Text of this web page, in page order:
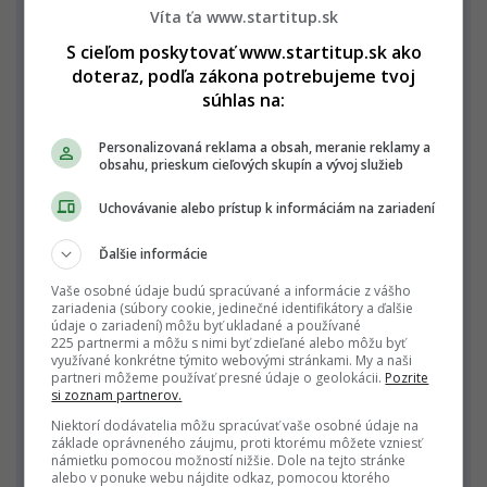
dovolenky za kalendárny rok,
profesijné vzdelávanie prostredníctvom
akadémie finančnej správy,
príspevok na ošatenie,
príspevok na doplnkové dôchodkové sporenie
2 %,
príspevok na stravu aj nad rámec zákonných
povinností,
odmeny pri životných jubileách,
odmeny za darovanie krvi,
nenávratná sociálna výpomoc pri niektorých
životných situáciách,
príspevok na kultúrne, športové alebo
spoločenské podujatia (tenisový turnaj,
futbalový turnaj, Medzinárodný maratón
mieru, letný tábor pre deti príslušníkov
Víta ťa www.startitup.sk
S cieľom poskytovať www.startitup.sk ako
doteraz, podľa zákona potrebujeme tvoj
súhlas na:
Personalizovaná reklama a obsah, meranie reklamy a
obsahu, prieskum cieľových skupín a vývoj služieb
Uchovávanie alebo prístup k informáciám na zariadení
Ďalšie informácie
Vaše osobné údaje budú spracúvané a informácie z vášho
zariadenia (súbory cookie, jedinečné identifikátory a ďalšie
údaje o zariadení) môžu byť ukladané a používané
225 partnermi a môžu s nimi byť zdieľané alebo môžu byť
využívané konkrétne týmito webovými stránkami. My a naši
partneri môžeme používať presné údaje o geolokácii. Pozrite
si zoznam partnerov.
Niektorí dodávatelia môžu spracúvať vaše osobné údaje na
základe oprávneného záujmu, proti ktorému môžete vzniesť
námietku pomocou možností nižšie. Dole na tejto stránke
alebo v ponuke webu nájdite odkaz, pomocou ktorého